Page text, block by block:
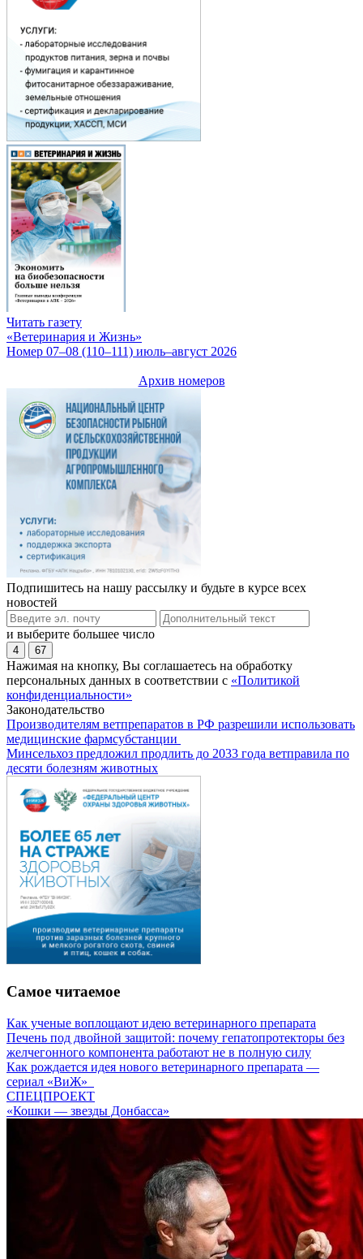
Читать газету
«Ветеринария и Жизнь»
Номер 07–08 (110–111) июль–август 2026
Архив номеров
Подпишитесь на нашу рассылку и будьте в курсе всех
новостей
и выберите большее число
4 67
Нажимая на кнопку, Вы соглашаетесь на обработку
персональных данных в соответствии с «Политикой
конфиденциальности»
Законодательство
Производителям ветпрепаратов в РФ разрешили использовать
медицинские фармсубстанции
Минсельхоз предложил продлить до 2033 года ветправила по
десяти болезням животных
Самое читаемое
Как ученые воплощают идею ветеринарного препарата
Печень под двойной защитой: почему гепатопротекторы без
желчегонного компонента работают не в полную силу
Как рождается идея нового ветеринарного препарата —
сериал «ВиЖ»
СПЕЦПРОЕКТ
«Кошки — звезды Донбасса»